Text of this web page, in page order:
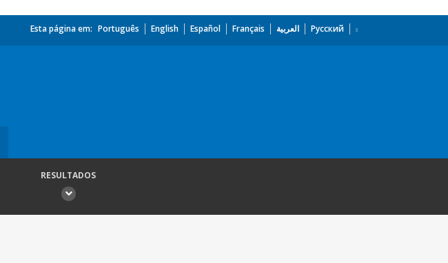
Esta página em: Português English Español Français العربية Русский
RESULTADOS